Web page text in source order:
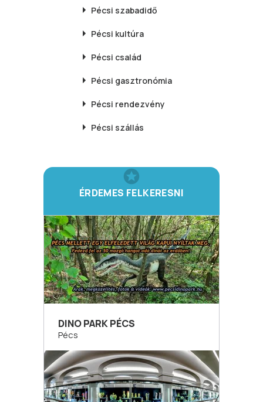
Pécsi szabadidő
Pécsi kultúra
Pécsi család
Pécsi gasztronómia
Pécsi rendezvény
Pécsi szállás
ÉRDEMES FELKERESNI
DINO PARK PÉCS
Pécs